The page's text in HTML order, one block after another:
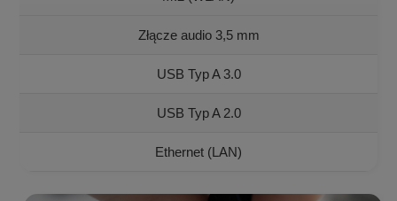
Złącze audio 3,5 mm
USB Typ A 3.0
USB Typ A 2.0
Ethernet (LAN)